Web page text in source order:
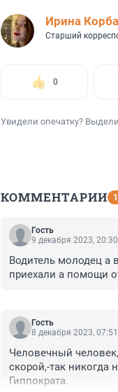
Иpина
Старший
0
Увидели опечатку?
КОММЕНТАРИИ
Гость
9 декабря 2023, 20:30
Водитель молодец а
приехали а помощи
Гость
8 декабря 2023, 07:51
Человечный
скорой,-так никогда
Гиппократа.